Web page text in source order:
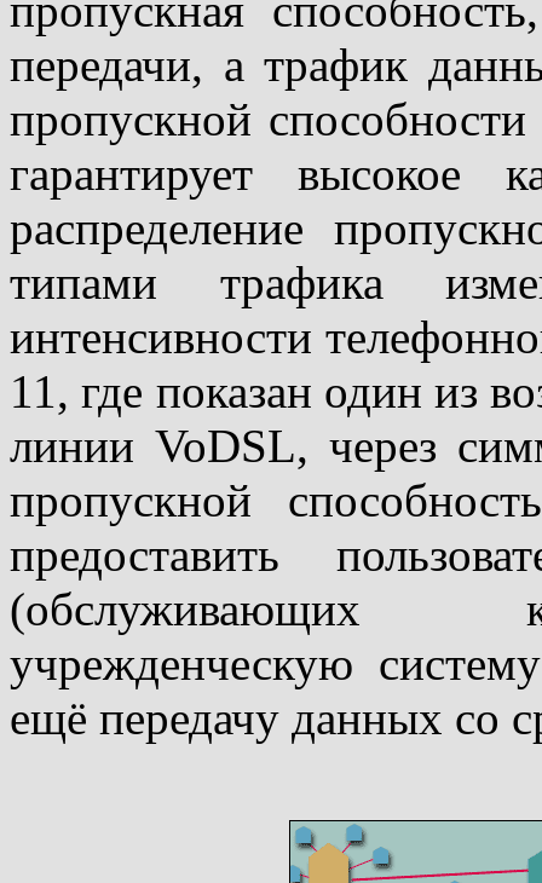
передачи, а трафик
пропускной
гарантирует высокое
распределение
типами трафика
интенсивности
11, где показан один из
линии VoDSL, через
пропускной
предоставить
(обслуживающих
учрежденческую
ещё передачу данных со